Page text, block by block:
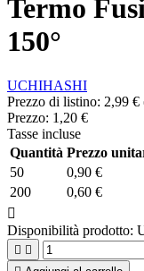
Termo
150°
UCHIHASHI
Prezzo di listino: 2,99 €
Prezzo: 1,20 €
Tasse incluse
Quantità Prezzo
50
0,90 €
200
0,60 €

Disponibilità prodotto:
 